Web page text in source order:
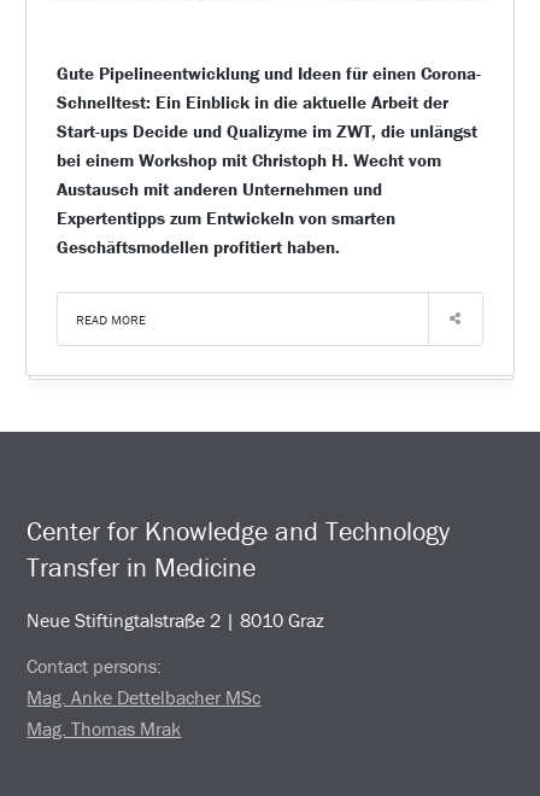
Gute Pipelineentwicklung und Ideen für einen Corona-
Schnelltest: Ein Einblick in die aktuelle Arbeit der
Start-ups Decide und Qualizyme im ZWT, die unlängst
bei einem Workshop mit Christoph H. Wecht vom
Austausch mit anderen Unternehmen und
Expertentipps zum Entwickeln von smarten
Geschäftsmodellen profitiert haben.
READ MORE
Center for Knowledge and Technology
Transfer in Medicine
Neue Stiftingtalstraße 2 | 8010 Graz
Contact persons:
Mag. Anke Dettelbacher MSc
Mag. Thomas Mrak